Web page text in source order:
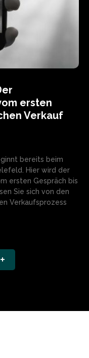
ersten
Verkauf
bereits beim
Hier wird der
ersten Gespräch bis
Sie sich von den
Verkaufsprozess